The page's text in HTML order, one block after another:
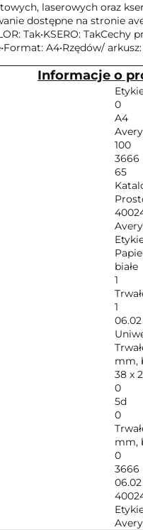
laserowych oraz
dostępne na stronie
Tak•KSERO:
A4•Rzędów/ arkusz:
Informacje o
0
A4
100
3666
65
białe
1
1
06.02
mm,
38 x
0
5d
0
mm,
0
3666
06.02